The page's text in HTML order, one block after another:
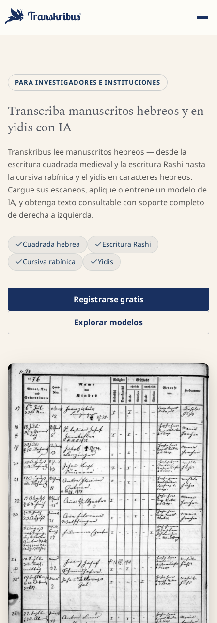
Empiece a escribir para buscar entre modelos, sites y
artículos del blog...
PARA INVESTIGADORES E INSTITUCIONES
Transcriba manuscritos hebreos y en
yidis con IA
Transkribus lee manuscritos hebreos — desde la
escritura cuadrada medieval y la escritura Rashi hasta
la cursiva rabínica y el yidis en caracteres hebreos.
Cargue sus escaneos, aplique o entrene un modelo de
IA, y obtenga texto consultable con soporte completo
de derecha a izquierda.
Cuadrada hebrea
Escritura Rashi
Cursiva rabínica
Yidis
Registrarse gratis
Explorar modelos